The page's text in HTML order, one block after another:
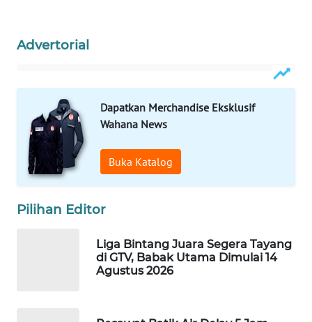
Advertorial
Dapatkan Merchandise Eksklusif
Wahana News
Buka Katalog
Pilihan Editor
Liga Bintang Juara Segera Tayang
di GTV, Babak Utama Dimulai 14
Agustus 2026
WAHANANEWS
NET
WAHANA
SPORT